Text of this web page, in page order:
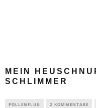
MEIN
SCHLIMMER
POLLENFLUG 2 KOMMENTARE